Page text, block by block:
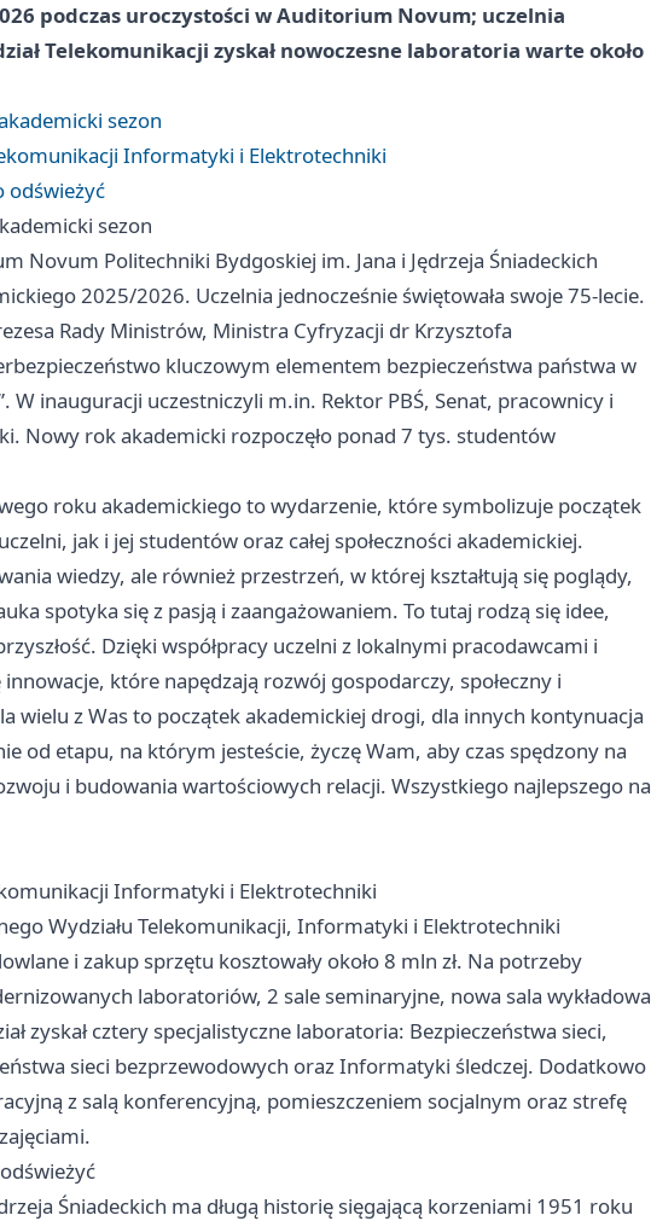
podczas uroczystości w Auditorium Novum; uczelnia
Telekomunikacji zyskał nowoczesne laboratoria warte około
sezon
Informatyki i Elektrotechniki
odświeżyć
sezon
Novum Politechniki Bydgoskiej im. Jana i Jędrzeja Śniadeckich
2025/2026. Uczelnia jednocześnie świętowała swoje 75-lecie.
Rady Ministrów, Ministra Cyfryzacji dr Krzysztofa
kluczowym elementem bezpieczeństwa państwa w
W inauguracji uczestniczyli m.in. Rektor PBŚ, Senat, pracownicy i
Nowy rok akademicki rozpoczęło ponad 7 tys. studentów
roku akademickiego to wydarzenie, które symbolizuje początek
jak i jej studentów oraz całej społeczności akademickiej.
wiedzy, ale również przestrzeń, w której kształtują się poglądy,
spotyka się z pasją i zaangażowaniem. To tutaj rodzą się idee,
Dzięki współpracy uczelni z lokalnymi pracodawcami i
które napędzają rozwój gospodarczy, społeczny i
wielu z Was to początek akademickiej drogi, dla innych kontynuacja
od etapu, na którym jesteście, życzę Wam, aby czas spędzony na
i budowania wartościowych relacji. Wszystkiego najlepszego na
Informatyki i Elektrotechniki
Wydziału Telekomunikacji, Informatyki i Elektrotechniki
i zakup sprzętu kosztowały około 8 mln zł. Na potrzeby
laboratoriów, 2 sale seminaryjne, nowa sala wykładowa
zyskał cztery specjalistyczne laboratoria: Bezpieczeństwa sieci,
sieci bezprzewodowych oraz Informatyki śledczej. Dodatkowo
z salą konferencyjną, pomieszczeniem socjalnym oraz strefę
Śniadeckich ma długą historię sięgającą korzeniami 1951 roku